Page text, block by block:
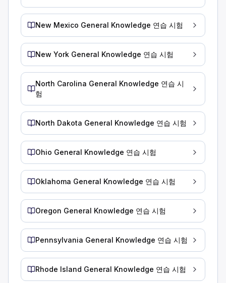
휠 림의 균열은 휠이 회전하는 한 안전합니다.
휠 너트 주변의 녹은 충분히 조이지 않았다는 신호일 수 있습
엔진 과열에 대한 올바른 조치를 확인하십시오.
온도 게이지가 빨간색 영역에 있는 한 계속 운전할 수 있습니다.
가압 시스템의 라디에이터 캡은 시스템이 식을 때까지 절대 제
냉각수 수위가 낮은 상태에서 운전해도 과열되지 않습니다.
엔진이 과열된 경우 엔진이 식기 전에 라디에이터 캡을 열지
대형 차량 후진 절차에 관한 설명 중 틀린 것을 고르세요.
가능하면 항상 운전석 쪽으로 후진하고 회전해야 합니다.
도우미를 사용하고 수신호로 도우미와 소통해야 합니다.
앞이 보이지 않으므로 부두에 살짝 부딪힐 때까지 천천히 후진
정답은 3번입니다. 아무리 천천히 후진하더라도 사이드 미러
다른 차량보다 느리게 움직이는 대형 차량을 운전할 때, 다음
해당 주에서 합법적인 경우 4방향 비상등을 사용하십시오.
다른 운전자에게 안전하게 추월할 수 있을 때 신호를 보내십시
도로 오른쪽에 머무르십시오.
속도를 일정하게 유지하기 위해 신호등을 무시하지 마십시오.
긴급 또는 회피 기동에 관한 설명 중 옳은 것은 무엇입니까?
비상시에는 정지하는 것보다 속도를 높이는 것이 더 안전합니
빠르게 회전하려면 핸들을 단단히 잡아야 합니다.
항상 브레이크를 세게 밟아 제어력을 유지하십시오.
긴급 상황에서 빠르게 회전해야 할 때는 핸들을 꽉 잡고 차량
New Mexico General Knowledge 연습 시험
New York General Knowledge 연습 시험
North Carolina General Knowledge 연습 시
험
North Dakota General Knowledge 연습 시험
Ohio General Knowledge 연습 시험
Oklahoma General Knowledge 연습 시험
Oregon General Knowledge 연습 시험
Pennsylvania General Knowledge 연습 시험
Rhode Island General Knowledge 연습 시험